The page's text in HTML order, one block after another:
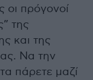
οι πρόγονοί
της
και της
Να την
πάρετε μαζί